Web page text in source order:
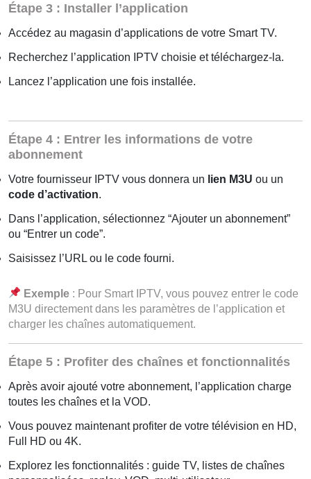
Étape 3 : Installer l’application
Accédez au magasin d’applications de votre Smart TV.
Recherchez l’application IPTV choisie et téléchargez-la.
Lancez l’application une fois installée.
Étape 4 : Entrer les informations de votre
abonnement
Votre fournisseur IPTV vous donnera un lien M3U ou un
code d’activation.
Dans l’application, sélectionnez “Ajouter un abonnement”
ou “Entrer un code”.
Saisissez l’URL ou le code fourni.
Exemple : Pour Smart IPTV, vous pouvez entrer le code
M3U directement dans les paramètres de l’application et
charger les chaînes automatiquement.
Étape 5 : Profiter des chaînes et fonctionnalités
Après avoir ajouté votre abonnement, l’application charge
toutes les chaînes et la VOD.
Vous pouvez maintenant profiter de votre télévision en HD,
Full HD ou 4K.
Explorez les fonctionnalités : guide TV, listes de chaînes